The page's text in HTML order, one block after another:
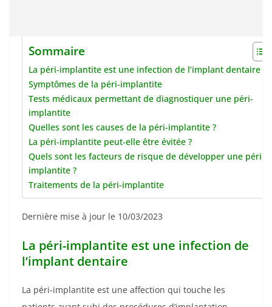
Sommaire
La péri-implantite est une infection de l’implant dentaire
Symptômes de la péri-implantite
Tests médicaux permettant de diagnostiquer une péri-
implantite
Quelles sont les causes de la péri-implantite ?
La péri-implantite peut-elle être évitée ?
Quels sont les facteurs de risque de développer une péri-
implantite ?
Traitements de la péri-implantite
Dernière mise à jour le 10/03/2023
La péri-implantite est une infection de
l’implant dentaire
La péri-implantite est une affection qui touche les